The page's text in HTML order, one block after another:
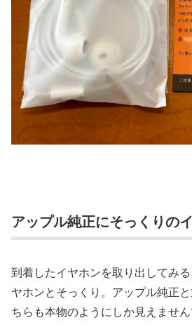
アップル純正にそっくりの
到着したイヤホンを取り出してみ
ヤホンとそっくり。アップル純正
ちらも本物のようにしか見えません